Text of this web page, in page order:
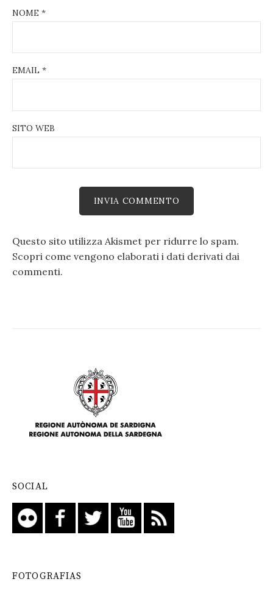
NOME *
EMAIL *
SITO WEB
Questo sito utilizza Akismet per ridurre lo spam.
Scopri come vengono elaborati i dati derivati dai
commenti.
SOCIAL
FOTOGRAFIAS